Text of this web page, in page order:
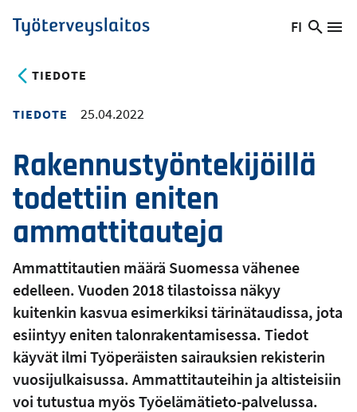
Hyppää
pääsisältöön
Työterveyslaitos
Vaihda
FI
Hae
TIEDOTE
TIEDOTE 25.04.2022
Rakennustyöntekijöillä
todettiin eniten
ammattitauteja
Ammattitautien määrä Suomessa vähenee
edelleen. Vuoden 2018 tilastoissa näkyy
kuitenkin kasvua esimerkiksi tärinätaudissa, jota
esiintyy eniten talonrakentamisessa. Tiedot
käyvät ilmi Työperäisten sairauksien rekisterin
vuosijulkaisussa. Ammattitauteihin ja altisteisiin
voi tutustua myös Työelämätieto-palvelussa.